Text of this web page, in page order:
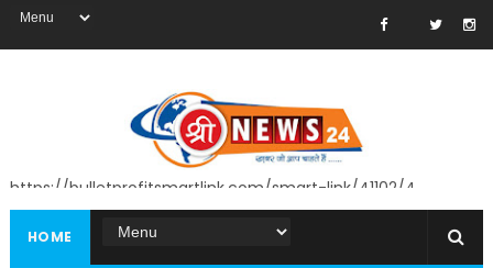
https://bulletprofitsmartlink.com/smart-link/41102/4
HOME